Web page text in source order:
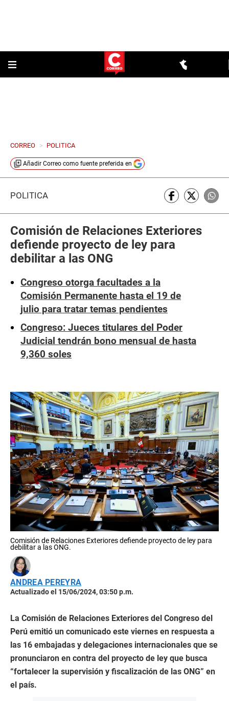
CORREO > POLITICA
Añadir Correo como fuente preferida en
POLÍTICA
Comisión de Relaciones Exteriores
defiende proyecto de ley para
debilitar a las ONG
Congreso otorga facultades a la
Comisión Permanente hasta el 19 de
julio para tratar temas pendientes
Congreso: Jueces titulares del Poder
Judicial tendrán bono mensual de hasta
9,360 soles
Comisión de Relaciones Exteriores defiende proyecto de ley para
debilitar a las ONG.
ANDREA PEREYRA
Actualizado el 15/06/2024, 03:50 p.m.
La Comisión de Relaciones Exteriores del Congreso del
Perú emitió un comunicado este viernes en respuesta a
las 16 embajadas y delegaciones internacionales que se
pronunciaron en contra del proyecto de ley que busca
“fortalecer la supervisión y fiscalización de las ONG” en
el país.